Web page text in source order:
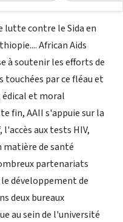
lutte contre le Sida en
African Aids
à soutenir les efforts de
touchées par ce fléau et
et moral
fin, AAII s'appuie sur la
aux tests HIV,
de santé
partenariats
développement de
deux bureaux
au sein de l'université